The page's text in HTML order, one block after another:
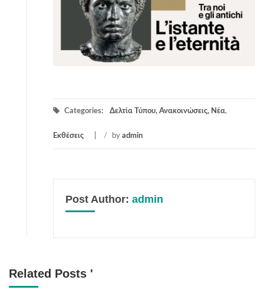
Categories: Δελτία Τύπου, Ανακοινώσεις, Νέα,
Εκθέσεις / by admin
Post Author: admin
Related Posts '